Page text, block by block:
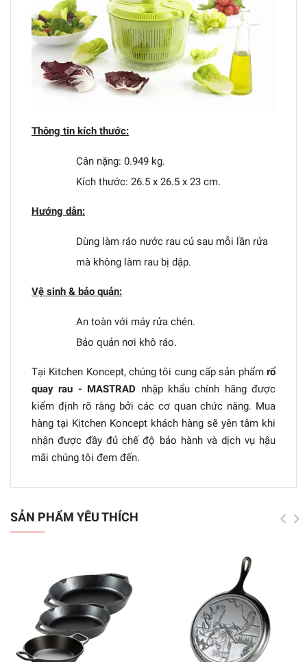
Thông tin kích thước:
Cân nặng: 0.949 kg.
Kích thước: 26.5 x 26.5 x 23 cm.
Hướng dẫn:
Dùng làm ráo nước rau củ sau mỗi lần rửa
mà không làm rau bị dập.
Vệ sinh & bảo quản:
An toàn với máy rửa chén.
Bảo quản nơi khô ráo.
Tại Kitchen Koncept, chúng tôi cung cấp sản phẩm rổ
quay rau - MASTRAD nhập khẩu chính hãng được
kiểm định rõ ràng bởi các cơ quan chức năng. Mua
hàng tại Kitchen Koncept khách hàng sẽ yên tâm khi
nhận được đầy đủ chế độ bảo hành và dịch vụ hậu
mãi chúng tôi đem đến.
SẢN PHẨM YÊU THÍCH